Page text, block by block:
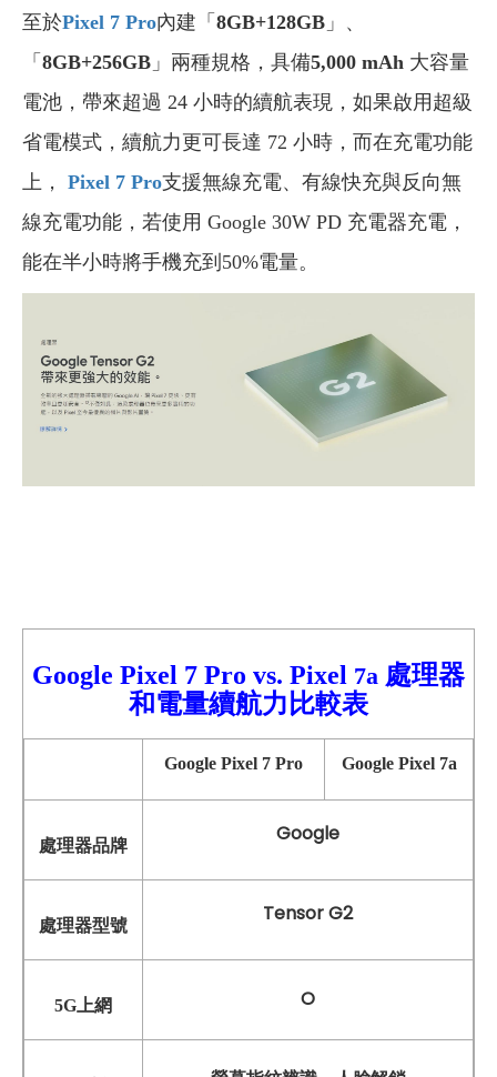
至於Pixel 7 Pro內建「 8GB+128GB 」、
「 8GB+256GB 」兩種規格，具備5,000 mAh 大容量
電池，帶來超過 24 小時的續航表現，如果啟用超級
省電模式，續航力更可長達 72 小時，而在充電功能
上， Pixel 7 Pro支援無線充電、有線快充與反向無
線充電功能，若使用 Google 30W PD 充電器充電，
能在半小時將手機充到50%電量。
Google Pixel 7 Pro vs. Pixel 7a 處理器
和電量續航力比較表
Google Pixel 7 Pro Google Pixel 7a
處理器品牌 Google
處理器型號 Tensor G2
5G上網 O